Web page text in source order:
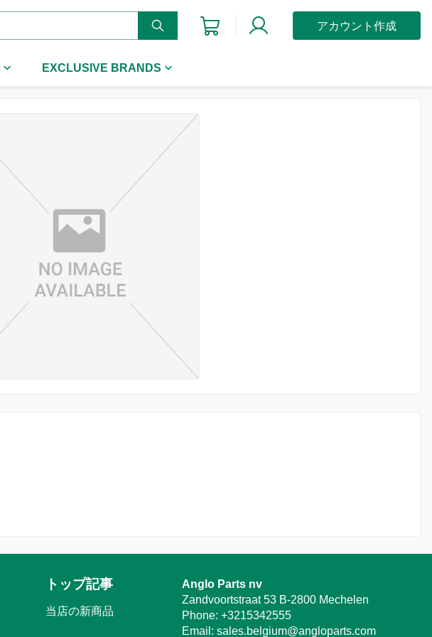
アカウント作成
EXCLUSIVE BRANDS
トップ記事
当店の新商品
Anglo Parts nv
Zandvoortstraat 53 B-2800 Mechelen
Phone: +3215342555
Email: sales.belgium@angloparts.com